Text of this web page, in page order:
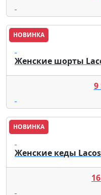
НОВИНКА
Lacoste
Женские шорты
9
НОВИНКА
Lacoste
Женские кеды